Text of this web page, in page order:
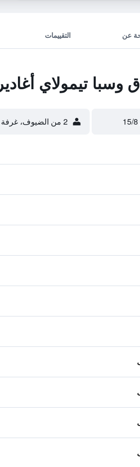
عن التقييمات
تيمولاي أغادير
2 من الضيوف، غرفة واحدة